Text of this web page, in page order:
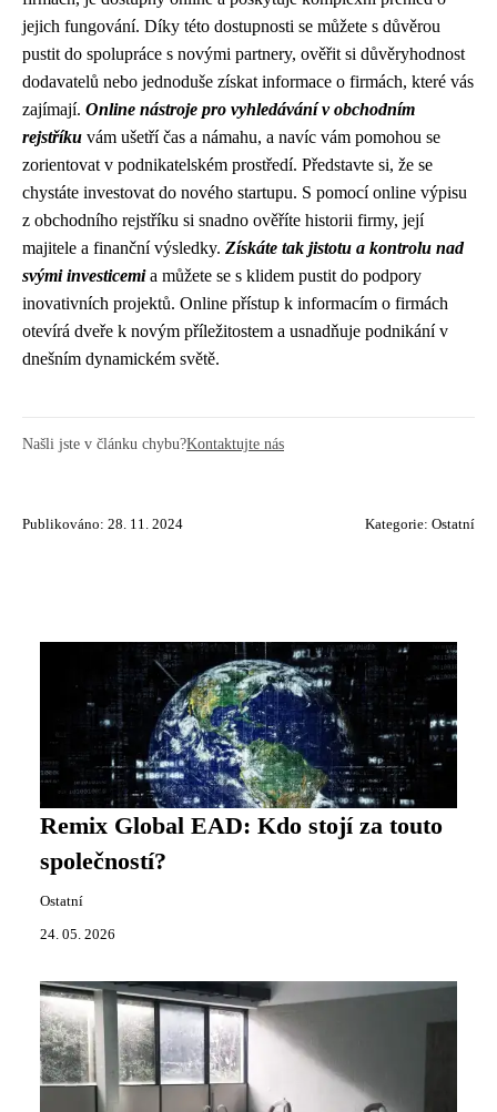
jejich fungování. Díky této dostupnosti se můžete s důvěrou
pustit do spolupráce s novými partnery, ověřit si důvěryhodnost
dodavatelů nebo jednoduše získat informace o firmách, které vás
zajímají. Online nástroje pro vyhledávání v obchodním
rejstříku vám ušetří čas a námahu, a navíc vám pomohou se
zorientovat v podnikatelském prostředí. Představte si, že se
chystáte investovat do nového startupu. S pomocí online výpisu
z obchodního rejstříku si snadno ověříte historii firmy, její
majitele a finanční výsledky. Získáte tak jistotu a kontrolu nad
svými investicemia můžete se s klidem pustit do podpory
inovativních projektů. Online přístup k informacím o firmách
otevírá dveře k novým příležitostem a usnadňuje podnikání v
dnešním dynamickém světě.
Našli jste v článku chybu?Kontaktujte nás
Publikováno: 28. 11. 2024 Kategorie: Ostatní
Remix Global EAD: Kdo stojí za touto
společností?
Ostatní
24. 05. 2026